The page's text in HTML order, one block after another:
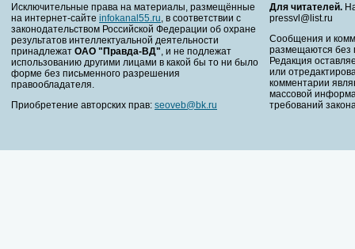
Исключительные права на материалы, размещённые
на интернет-сайте infokanal55.ru , в соответствии с
законодательством Российской Федерации об охране
результатов интеллектуальной деятельности
принадлежат ОАО "Правда-ВД" , и не подлежат
использованию другими лицами в какой бы то ни было
форме без письменного разрешения
правообладателя.
Приобретение авторских прав: seoveb@bk.ru
Для читателей.
pressvl@list.ru
Сообщения и
размещаются без
Редакция
или
комментарии
массовой
требований